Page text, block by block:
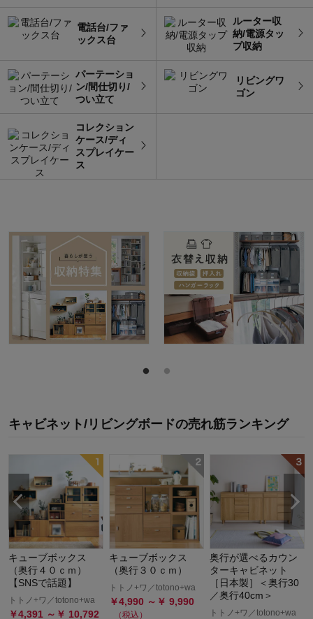
電話台/ファ
ックス台
ルーター収
納/電源タッ
プ収納
パーテーショ
ン/間仕切り/
つい立て
リビングワ
ゴン
コレクション
ケース/ディ
スプレイケー
ス
キャビネット/リビングボードの売れ筋ランキング
キューブボックス
（奥行４０ｃｍ）
【SNSで話題】
トトノ+ワ／totono+wa
￥4,391 ～￥ 10,792
キューブボックス
（奥行３０ｃｍ）
トトノ+ワ／totono+wa
￥4,990 ～￥ 9,990
（税込）
奥行が選べるカウン
ターキャビネット
［日本製］＜奥行30
／奥行40cm＞
トトノ+ワ／totono+wa